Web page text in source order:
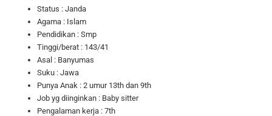
Status : Janda
Agama : Islam
Pendidikan : Smp
Tinggi/berat : 143/41
Asal : Banyumas
Suku : Jawa
Punya Anak : 2 umur 13th dan 9th
Job yg diinginkan : Baby sitter
Pengalaman kerja : 7th